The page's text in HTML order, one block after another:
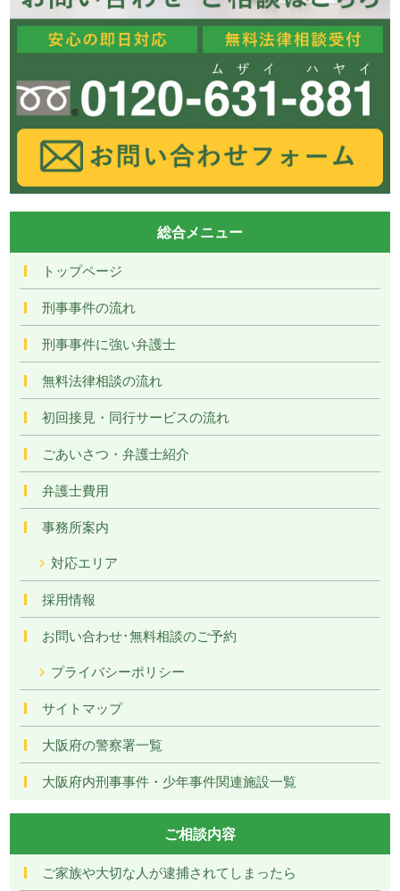
総合メニュー
トップページ
刑事事件の流れ
刑事事件に強い弁護士
無料法律相談の流れ
初回接見・同行サービスの流れ
ごあいさつ・弁護士紹介
弁護士費用
事務所案内
対応エリア
採用情報
お問い合わせ･無料相談のご予約
プライバシーポリシー
サイトマップ
大阪府の警察署一覧
大阪府内刑事事件・少年事件関連施設一覧
ご相談内容
ご家族や大切な人が逮捕されてしまったら